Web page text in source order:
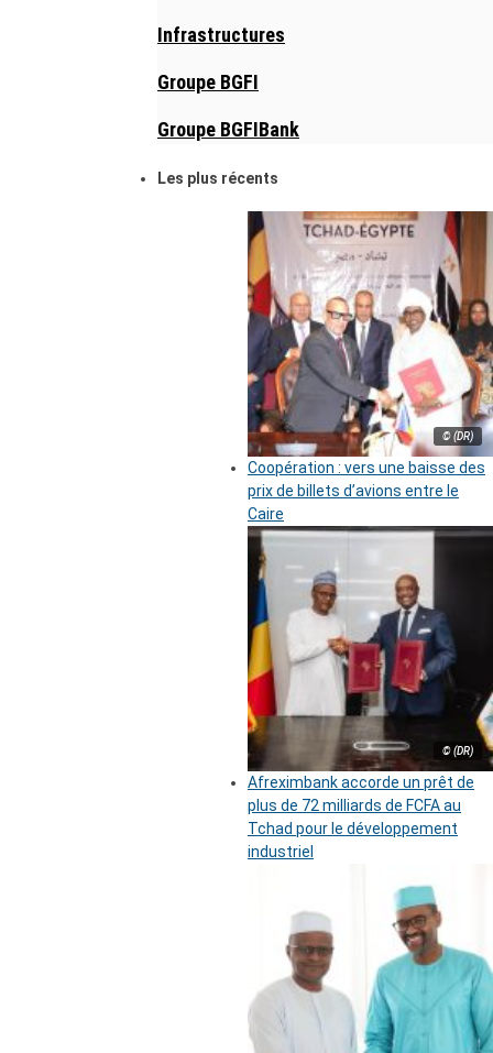
Infrastructures
Groupe BGFI
Groupe BGFIBank
Les plus récents
© (DR)
Coopération : vers une baisse des
prix de billets d’avions entre le
Caire
© (DR)
Afreximbank accorde un prêt de
plus de 72 milliards de FCFA au
Tchad pour le développement
industriel